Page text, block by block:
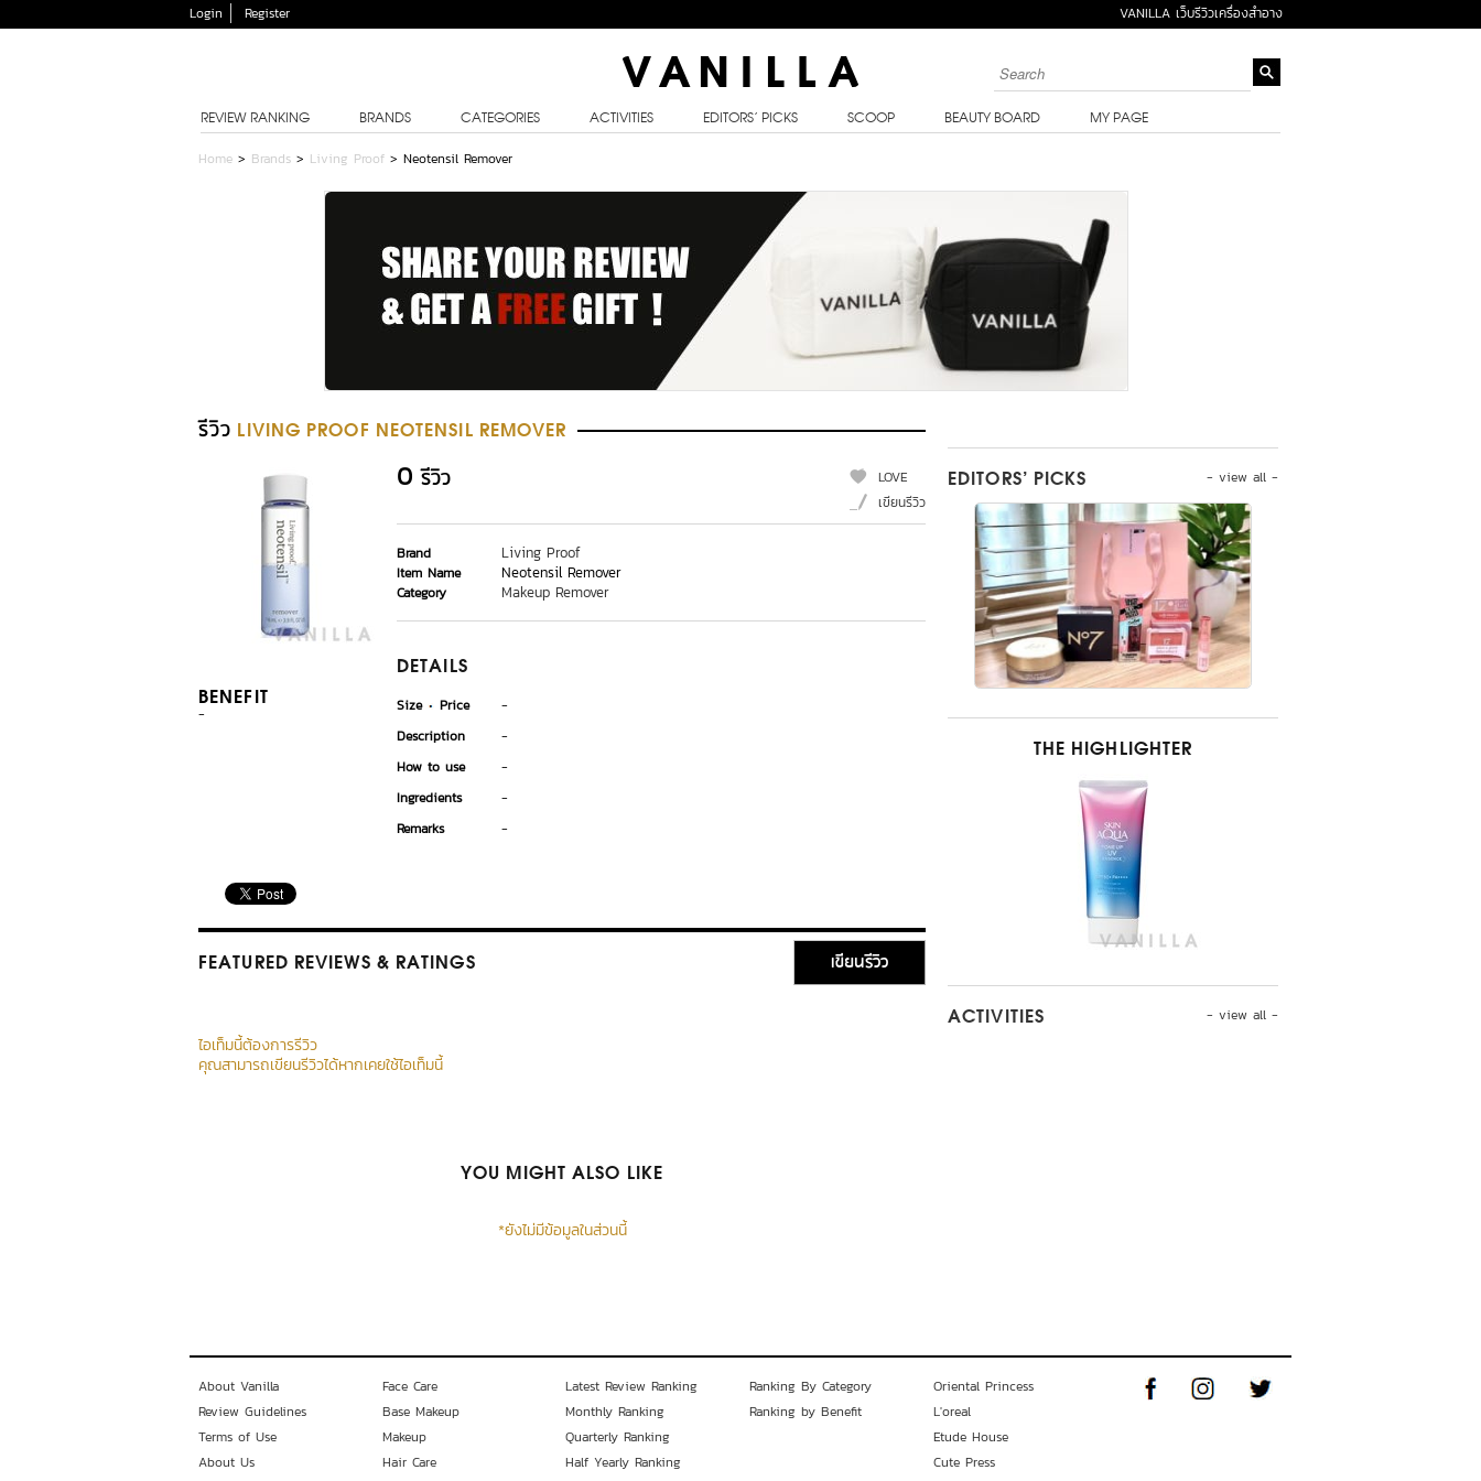
Login Register VANILLA เว็บรีวิวเครื่องสำอาง
REVIEW RANKING BRANDS CATEGORIES ACTIVITIES EDITORS’ PICKS SCOOP BEAUTY BOARD MY PAGE
Home > Brands > Living Proof > Neotensil Remover
รีวิว LIVING PROOF NEOTENSIL REMOVER
BENEFIT
-
0 รีวิว
LOVE
เขียนรีวิว
Brand Living Proof
Item Name Neotensil Remover
Category Makeup Remover
DETAILS
Size Price
-
Description
-
How to use
-
Ingredients
-
Remarks
-
FEATURED REVIEWS & RATINGS เขียนรีวิว
ไอเท็มนี้ต้องการรีวิว
คุณสามารถเขียนรีวิวได้หากเคยใช้ไอเท็มนี้
YOU MIGHT ALSO LIKE
*ยังไม่มีข้อมูลในส่วนนี้
- view all -
EDITORS’ PICKS
THE HIGHLIGHTER
- view all -
ACTIVITIES
About Vanilla
Review Guidelines
Terms of Use
About Us
Face Care
Base Makeup
Makeup
Hair Care
Latest Review Ranking
Monthly Ranking
Quarterly Ranking
Half Yearly Ranking
Ranking By Category
Ranking by Benefit
Oriental Princess
L'oreal
Etude House
Cute Press